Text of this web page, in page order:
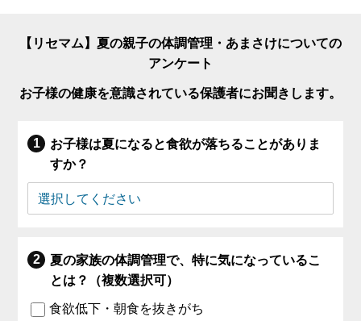
【リセマム】夏の親子の体調管理・あまさけについての
アンケート
お子様の健康を意識されている保護者にお聞きします。
お子様は夏になると食欲が落ちることがありま
すか？
夏の家族の体調管理で、特に気になっているこ
とは？（複数選択可）
食欲低下・朝食を抜きがち